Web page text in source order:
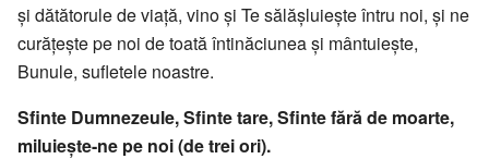
și dătătorule de viață, vino și Te sălășluiește întru noi, și ne
curățește pe noi de toată întinăciunea și mântuiește,
Bunule, sufletele noastre.
Sfinte Dumnezeule, Sfinte tare, Sfinte fără de moarte,
miluiește-ne pe noi (de trei ori).